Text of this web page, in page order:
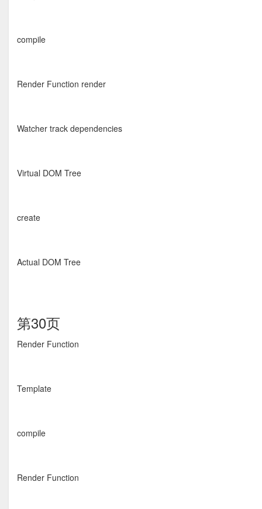
compile
Render Function render
Watcher track dependencies
Virtual DOM Tree
create
Actual DOM Tree
第30页
Render Function
Template
compile
Render Function